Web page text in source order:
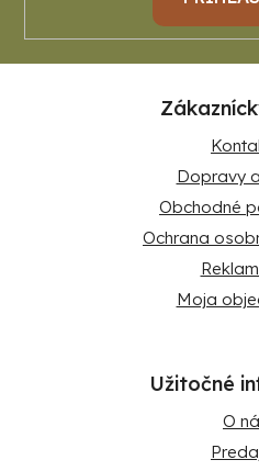
Dopravy
Obchodné
Ochrana
Moja
Užitočné
O